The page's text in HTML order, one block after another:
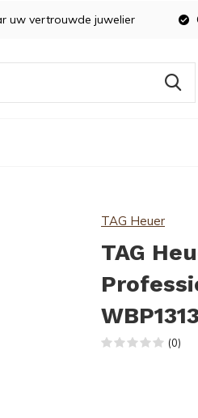
uw vertrouwde juwelier
TAG Heuer
TAG
(0)